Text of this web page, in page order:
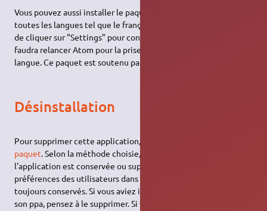
Vous pouvez aussi installer le paquet "
toutes les langues tel que le français. Une fois installé, il suffit
de cliquer sur "Settings" pour configurer la langue souhaitée. Il
faudra relancer Atom pour la prise en charge de la nouvelle
langue. Ce paquet est soutenu par la communauté d'Atom.
Désinstallation
Pour supprimer cette application, il suffit de
paquet. Selon la méthode choisie, la configuration globale de
l'application est conservée ou supprimée. Les fichiers de
préférences des utilisateurs dans leurs dossiers personnels sont
toujours conservés. Si vous aviez installé Atom Text Editor via
son ppa, pensez à le supprimer. Si vous aviez utilisé le .deb :